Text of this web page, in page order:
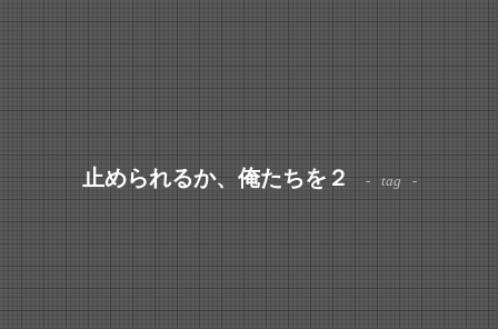
止められるか、俺たちを２ tag